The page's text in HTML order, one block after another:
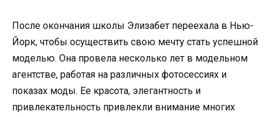
После окончания школы Элизабет переехала в Нью-
Йорк, чтобы осуществить свою мечту стать успешной
моделью. Она провела несколько лет в модельном
агентстве, работая на различных фотосессиях и
показах моды. Ее красота, элегантность и
привлекательность привлекли внимание многих